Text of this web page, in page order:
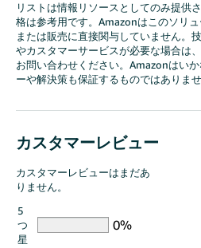
リストは情報リソースとしてのみ提供
格は参考用です。Amazonはこのソリ
または販売に直接関与していません。
やカスタマーサービスが必要な場合は
お問い合わせください。Amazonはい
ーや解決策も保証するものではありませ
カスタマーレビュー
カスタマーレビューはまだあ
りません。
5
つ
星